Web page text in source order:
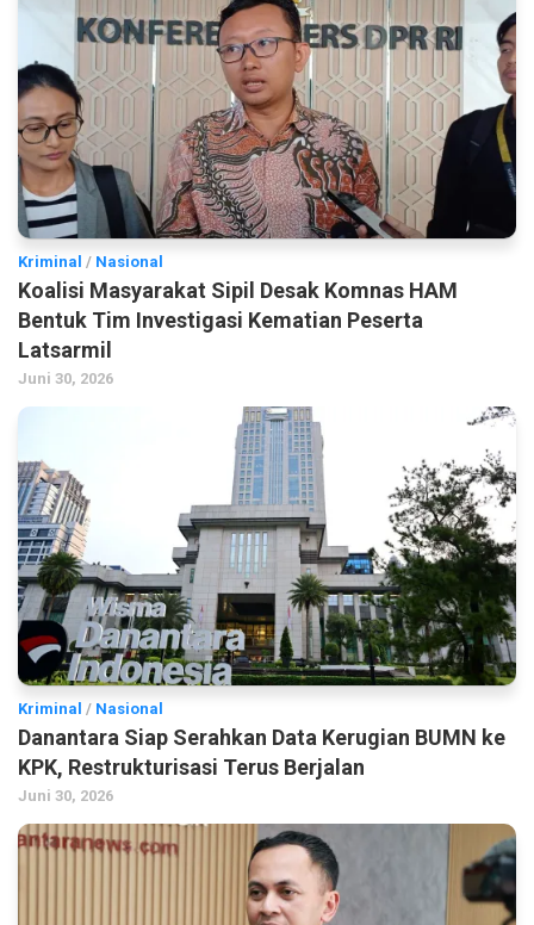
Kriminal / Nasional
Koalisi Masyarakat Sipil Desak Komnas HAM
Bentuk Tim Investigasi Kematian Peserta
Latsarmil
Juni 30, 2026
Kriminal / Nasional
Danantara Siap Serahkan Data Kerugian BUMN ke
KPK, Restrukturisasi Terus Berjalan
Juni 30, 2026